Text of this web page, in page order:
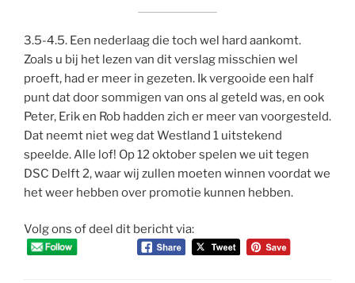
3.5-4.5. Een nederlaag die toch wel hard aankomt.
Zoals u bij het lezen van dit verslag misschien wel
proeft, had er meer in gezeten. Ik vergooide een half
punt dat door sommigen van ons al geteld was, en ook
Peter, Erik en Rob hadden zich er meer van voorgesteld.
Dat neemt niet weg dat Westland 1 uitstekend
speelde. Alle lof! Op 12 oktober spelen we uit tegen
DSC Delft 2, waar wij zullen moeten winnen voordat we
het weer hebben over promotie kunnen hebben.
Volg ons of deel dit bericht via: